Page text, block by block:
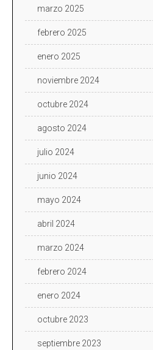
marzo 2025
febrero 2025
enero 2025
noviembre 2024
octubre 2024
agosto 2024
julio 2024
junio 2024
mayo 2024
abril 2024
marzo 2024
febrero 2024
enero 2024
octubre 2023
septiembre 2023